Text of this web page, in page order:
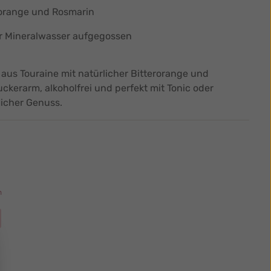
und Rosmarin
Mineralwasser aufgegossen
Touraine mit natürlicher Bitterorange und
alkoholfrei und perfekt mit Tonic oder
Genuss.